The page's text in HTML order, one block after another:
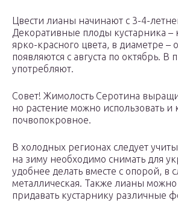
Цвести лианы начинают с 3-4-
Декоративные плоды кустарника –
ярко-красного цвета, в диаметре –
появляются с августа по октябрь. В
употребляют.
Совет! Жимолость Серотина
но растение можно использовать и
почвопокровное.
В холодных регионах следует
на зиму необходимо снимать для
удобнее делать вместе с опорой, в
металлическая. Также лианы можно
придавать кустарнику различные